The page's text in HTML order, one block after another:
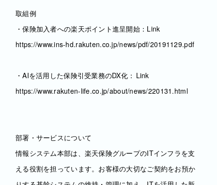
取組例
・保険加入者への楽天ポイント進呈開始：Link
https://www.ins-hd.rakuten.co.jp/news/pdf/20191129.pdf
・AIを活用した保険引受業務のDX化： Link
https://www.rakuten-life.co.jp/about/news/220131.html
部署・サービスについて
情報システム本部は、楽天保険グループのITインフラを支
える役割を担っています。お客様の大切なご契約をお預か